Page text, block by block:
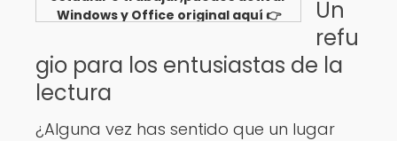
Windows y Office original aquí 👉
Un
refu
gio para los entusiastas de la
lectura
¿Alguna vez has sentido que un lugar